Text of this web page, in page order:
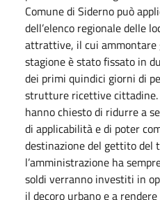
Comune di Siderno può
dell’elenco regionale delle
attrattive, il cui ammontare
stagione è stato fissato in
dei primi quindici giorni di
strutture ricettive
hanno chiesto di ridurre a
di applicabilità e di poter
destinazione del gettito del
l’amministrazione ha
soldi verranno investiti in
il decoro urbano e a